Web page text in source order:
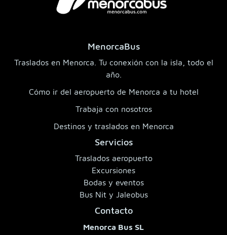
MenorcaBus
Traslados en Menorca. Tu conexión con la isla, todo el
año.
Cómo ir del aeropuerto de Menorca a tu hotel
Trabaja con nosotros
Destinos y traslados en Menorca
Servicios
Traslados aeropuerto
Excursiones
Bodas y eventos
Bus Nit y Jaleobus
Contacto
Menorca Bus SL